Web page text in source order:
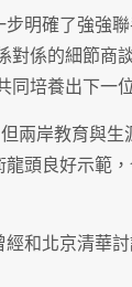
明確了強強聯
對係的細節商
培養出下一
兩岸教育與生
頭良好示範
和北京清華